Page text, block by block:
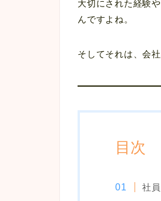
大切にされた経験
んですよね。
そしてそれは、会
目次
社